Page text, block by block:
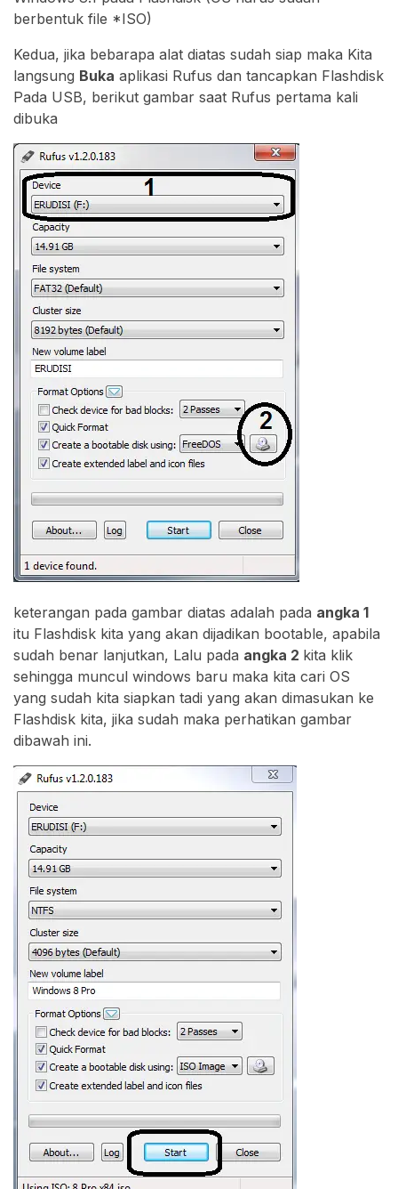
berbentuk file *ISO)
Kedua, jika bebarapa alat diatas sudah siap maka Kita
langsung Buka aplikasi Rufus dan tancapkan Flashdisk
Pada USB, berikut gambar saat Rufus pertama kali
dibuka
keterangan pada gambar diatas adalah pada angka 1
itu Flashdisk kita yang akan dijadikan bootable, apabila
sudah benar lanjutkan, Lalu pada angka 2 kita klik
sehingga muncul windows baru maka kita cari OS
yang sudah kita siapkan tadi yang akan dimasukan ke
Flashdisk kita, jika sudah maka perhatikan gambar
dibawah ini.